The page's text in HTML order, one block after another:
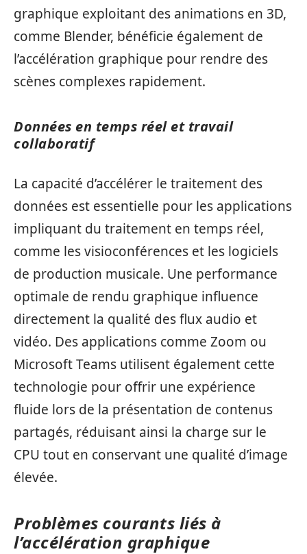
graphique exploitant des animations en 3D,
comme Blender, bénéficie également de
l’accélération graphique pour rendre des
scènes complexes rapidement.
Données en temps réel et travail
collaboratif
La capacité d’accélérer le traitement des
données est essentielle pour les applications
impliquant du traitement en temps réel,
comme les visioconférences et les logiciels
de production musicale. Une performance
optimale de rendu graphique influence
directement la qualité des flux audio et
vidéo. Des applications comme Zoom ou
Microsoft Teams utilisent également cette
technologie pour offrir une expérience
fluide lors de la présentation de contenus
partagés, réduisant ainsi la charge sur le
CPU tout en conservant une qualité d’image
élevée.
Problèmes courants liés à
l’accélération graphique